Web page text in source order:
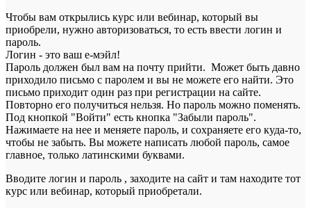
Чтобы вам открылись курс или вебинар, который вы
приобрели, нужно авторизоваться, то есть ввести логин и
пароль.
Логин - это ваш е-мэйл!
Пароль должен был вам на почту прийти. Может быть давно
приходило письмо с паролем и вы не можете его найти. Это
письмо приходит один раз при регистрации на сайте.
Повторно его получиться нельзя. Но пароль можно поменять.
Под кнопкой "Войти" есть кнопка "Забыли пароль".
Нажимаете на нее и меняете пароль, и сохраняете его куда-то,
чтобы не забыть. Вы можете написать любой пароль, самое
главное, только латинскими буквами.
Вводите логин и пароль , заходите на сайт и там находите тот
курс или вебинар, который приобретали.